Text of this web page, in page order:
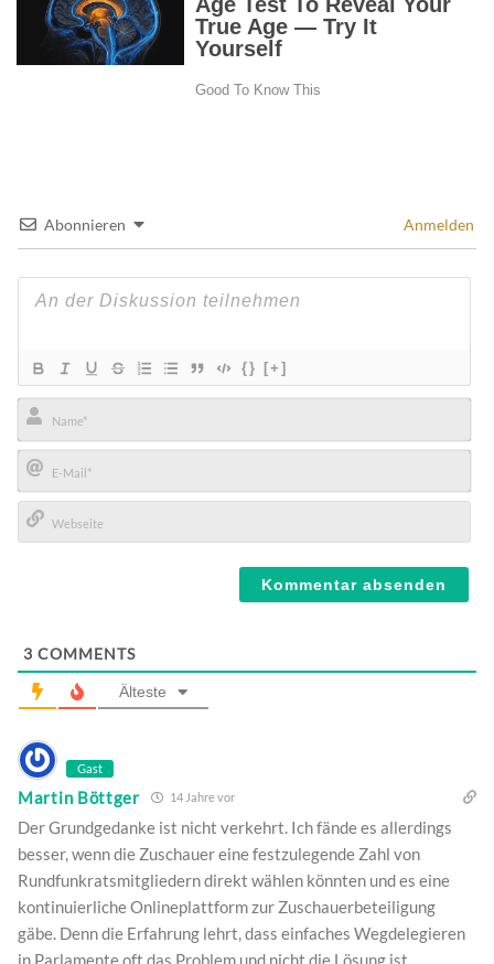
Abonnieren Anmelden
{} [+]
Name*
E-
Mail*
3 COMMENTS
Älteste
Gast
Martin Böttger 14 Jahre vor
Der Grundgedanke ist nicht verkehrt. Ich fände es allerdings
besser, wenn die Zuschauer eine festzulegende Zahl von
Rundfunkratsmitgliedern direkt wählen könnten und es eine
kontinuierliche Onlineplattform zur Zuschauerbeteiligung
gäbe. Denn die Erfahrung lehrt, dass einfaches Wegdelegieren
in Parlamente oft das Problem und nicht die Lösung ist.